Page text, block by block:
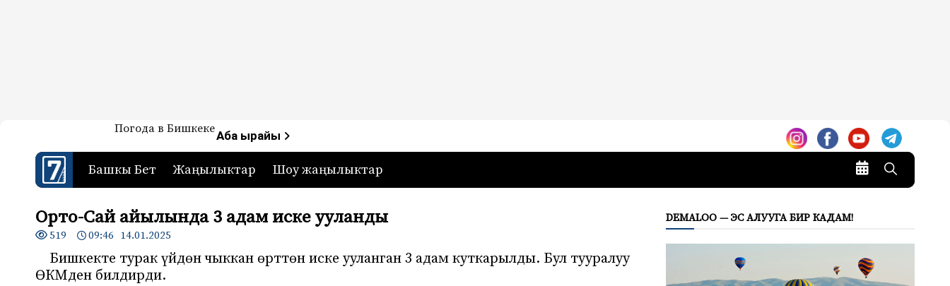
7-канал. Жаңылыктар — Кыргызстан
Жаңылыктар — Кыргызстан
Погода в БишкекеАба ырайы
Башкы Бет Жаңылыктар Шоу жаңылыктар
Орто-Сай айылында 3 адам иске ууланды
519 09:46 14.01.2025
Бишкекте турак үйдөн чыккан өрттөн иске ууланган 3 адам куткарылды. Бул тууралуу
ӨКМден билдирди.
DEMALOO — ЭС АЛУУГА БИР КАДАМ!